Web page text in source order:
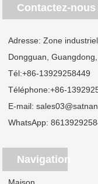
Contactez-nous
Adresse: Zone
Dongguan,
Tél:+86-13929258449
Téléphone:+86-
E-mail:
WhatsApp:
Navigation